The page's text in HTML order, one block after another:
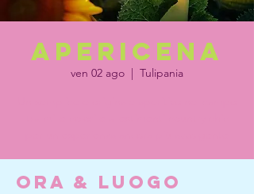
Apericena
ven 02 ago
  |
Tulipania
Ora & Luogo